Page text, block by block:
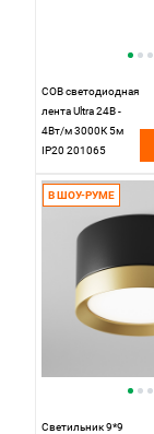
COB светодиодная
лента Ultra 24В -
4Вт/м 3000К 5м
IP20 201065
цена за метр,
отгружается по 5 м
В ШОУ-РУМЕ
Светильник 9*9